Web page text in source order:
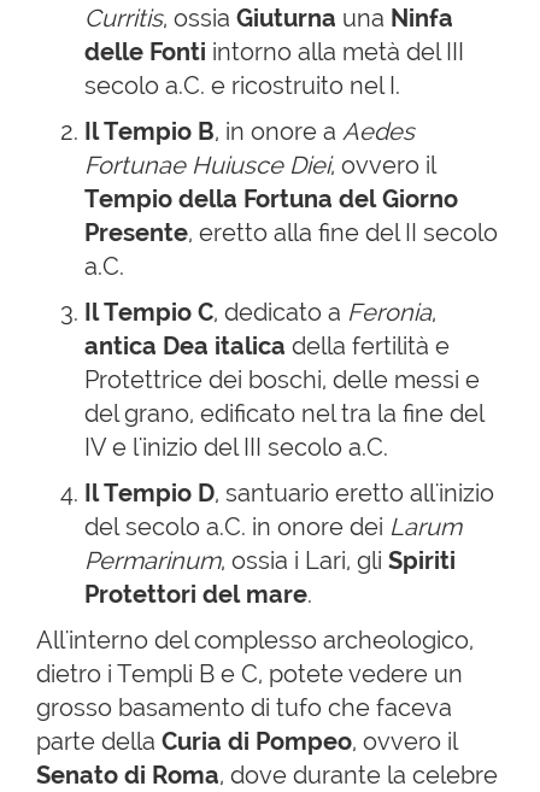
Curritis, ossia Giuturna una Ninfa
delle Fonti intorno alla metà del III
secolo a.C. e ricostruito nel I.
Il Tempio B, in onore a Aedes
Fortunae Huiusce Diei, ovvero il
Tempio della Fortuna del Giorno
Presente, eretto alla fine del II secolo
a.C.
Il Tempio C, dedicato a Feronia,
antica Dea italica della fertilità e
Protettrice dei boschi, delle messi e
del grano, edificato nel tra la fine del
IV e l'inizio del III secolo a.C.
Il Tempio D, santuario eretto all'inizio
del secolo a.C. in onore dei Larum
Permarinum, ossia i Lari, gli Spiriti
Protettori del mare.
All'interno del complesso archeologico,
dietro i Templi B e C, potete vedere un
grosso basamento di tufo che faceva
parte della Curia di Pompeo, ovvero il
Senato di Roma, dove durante la celebre